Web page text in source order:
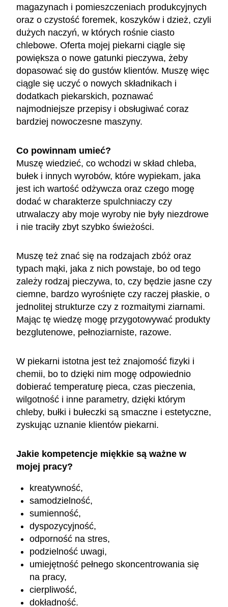
magazynach i pomieszczeniach produkcyjnych
oraz o czystość foremek, koszyków i dzież, czyli
dużych naczyń, w których rośnie ciasto
chlebowe. Oferta mojej piekarni ciągle się
powiększa o nowe gatunki pieczywa, żeby
dopasować się do gustów klientów. Muszę więc
ciągle się uczyć o nowych składnikach i
dodatkach piekarskich, poznawać
najmodniejsze przepisy i obsługiwać coraz
bardziej nowoczesne maszyny.
Co powinnam umieć?
Muszę wiedzieć, co wchodzi w skład chleba,
bułek i innych wyrobów, które wypiekam, jaka
jest ich wartość odżywcza oraz czego mogę
dodać w charakterze spulchniaczy czy
utrwalaczy aby moje wyroby nie były niezdrowe
i nie traciły zbyt szybko świeżości.
Muszę też znać się na rodzajach zbóż oraz
typach mąki, jaka z nich powstaje, bo od tego
zależy rodzaj pieczywa, to, czy będzie jasne czy
ciemne, bardzo wyrośnięte czy raczej płaskie, o
jednolitej strukturze czy z rozmaitymi ziarnami.
Mając tę wiedzę mogę przygotowywać produkty
bezglutenowe, pełnoziarniste, razowe.
W piekarni istotna jest też znajomość fizyki i
chemii, bo to dzięki nim mogę odpowiednio
dobierać temperaturę pieca, czas pieczenia,
wilgotność i inne parametry, dzięki którym
chleby, bułki i bułeczki są smaczne i estetyczne,
zyskując uznanie klientów piekarni.
Jakie kompetencje miękkie są ważne w
mojej pracy?
kreatywność,
samodzielność,
sumienność,
dyspozycyjność,
odporność na stres,
podzielność uwagi,
umiejętność pełnego skoncentrowania się
na pracy,
cierpliwość,
dokładność.